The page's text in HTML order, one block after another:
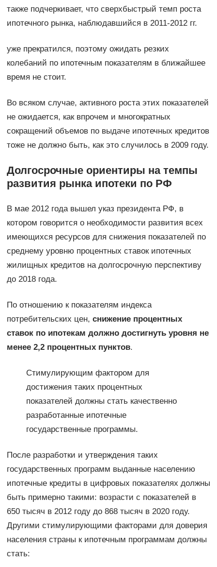
также подчеркивает, что сверхбыстрый темп роста
ипотечного рынка, наблюдавшийся в 2011-2012 гг.
уже прекратился, поэтому ожидать резких
колебаний по ипотечным показателям в ближайшее
время не стоит.
Во всяком случае, активного роста этих показателей
не ожидается, как впрочем и многократных
сокращений объемов по выдаче ипотечных кредитов
тоже не должно быть, как это случилось в 2009 году.
Долгосрочные ориентиры на темпы
развития рынка ипотеки по РФ
В мае 2012 года вышел указ президента РФ, в
котором говорится о необходимости развития всех
имеющихся ресурсов для снижения показателей по
среднему уровню процентных ставок ипотечных
жилищных кредитов на долгосрочную перспективу
до 2018 года.
По отношению к показателям индекса
потребительских цен, снижение процентных
ставок по ипотекам должно достигнуть уровня не
менее 2,2 процентных пунктов.
Стимулирующим фактором для
достижения таких процентных
показателей должны стать качественно
разработанные ипотечные
государственные программы.
После разработки и утверждения таких
государственных программ выданные населению
ипотечные кредиты в цифровых показателях должны
быть примерно такими: возрасти с показателей в
650 тысяч в 2012 году до 868 тысяч в 2020 году.
Другими стимулирующими факторами для доверия
населения страны к ипотечным программам должны
стать: